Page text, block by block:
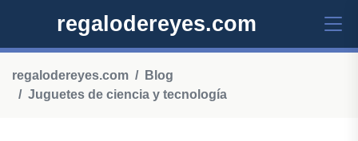
regalodereyes.com
regalodereyes.com
Blog
Juguetes de ciencia y tecnología